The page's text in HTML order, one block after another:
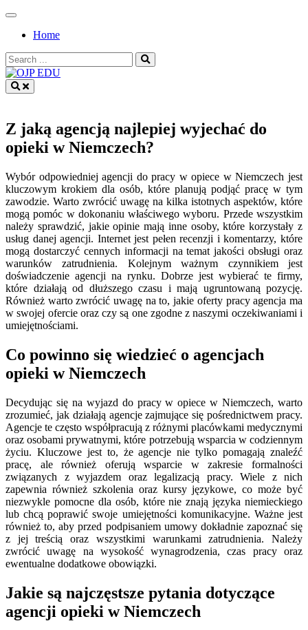
Skip
contentHome
Search
for:
Z jaką agencją najlepiej wyjechać do
opieki w Niemczech?
Wybór odpowiedniej agencji do pracy w opiece w Niemczech jest
kluczowym krokiem dla osób, które planują podjąć pracę w tym
zawodzie. Warto zwrócić uwagę na kilka istotnych aspektów, które
mogą pomóc w dokonaniu właściwego wyboru. Przede wszystkim
należy sprawdzić, jakie opinie mają inne osoby, które korzystały z
usług danej agencji. Internet jest pełen recenzji i komentarzy, które
mogą dostarczyć cennych informacji na temat jakości obsługi oraz
warunków zatrudnienia. Kolejnym ważnym czynnikiem jest
doświadczenie agencji na rynku. Dobrze jest wybierać te firmy,
które działają od dłuższego czasu i mają ugruntowaną pozycję.
Również warto zwrócić uwagę na to, jakie oferty pracy agencja ma
w swojej ofercie oraz czy są one zgodne z naszymi oczekiwaniami i
umiejętnościami.
Co powinno się wiedzieć o agencjach
opieki w Niemczech
Decydując się na wyjazd do pracy w opiece w Niemczech, warto
zrozumieć, jak działają agencje zajmujące się pośrednictwem pracy.
Agencje te często współpracują z różnymi placówkami medycznymi
oraz osobami prywatnymi, które potrzebują wsparcia w codziennym
życiu. Kluczowe jest to, że agencje nie tylko pomagają znaleźć
pracę, ale również oferują wsparcie w zakresie formalności
związanych z wyjazdem oraz legalizacją pracy. Wiele z nich
zapewnia również szkolenia oraz kursy językowe, co może być
niezwykle pomocne dla osób, które nie znają języka niemieckiego
lub chcą poprawić swoje umiejętności komunikacyjne. Ważne jest
również to, aby przed podpisaniem umowy dokładnie zapoznać się
z jej treścią oraz wszystkimi warunkami zatrudnienia. Należy
zwrócić uwagę na wysokość wynagrodzenia, czas pracy oraz
ewentualne dodatkowe obowiązki.
Jakie są najczęstsze pytania dotyczące
agencji opieki w Niemczech